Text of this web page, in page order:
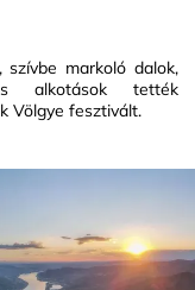
szívbe markoló dalok,
alkotások tették
Völgye fesztivált.